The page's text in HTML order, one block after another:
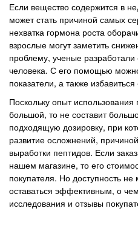
Если вещество содержится в
может стать причиной самых
нехватка гормона роста
взрослые могут заметить
проблему, ученые разработали
человека. С его помощью
показатели, а также
Поскольку опыт
большой, то не составит
подходящую дозировку, при
развитие осложнений,
выработки пептидов. Если
нашем магазине, то его
покупателя. Но доступность
оставаться эффективным, о
исследования и отзывы